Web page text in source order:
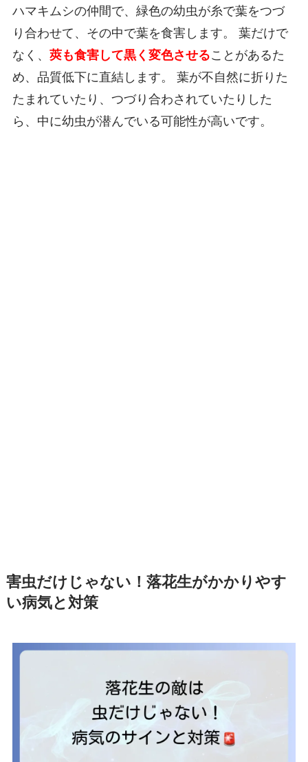
ハマキムシの仲間で、緑色の幼虫が糸で葉をつづ
り合わせて、その中で葉を食害します。 葉だけで
なく、 莢も食害して黒く変色させることがあるた
め、品質低下に直結します。 葉が不自然に折りた
たまれていたり、つづり合わされていたりした
ら、中に幼虫が潜んでいる可能性が高いです。
害虫だけじゃない！落花生がかかりやす
い病気と対策